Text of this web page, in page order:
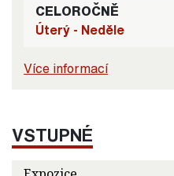
CELOROČNĚ
Úterý - Neděle
Více informací
VSTUPNÉ